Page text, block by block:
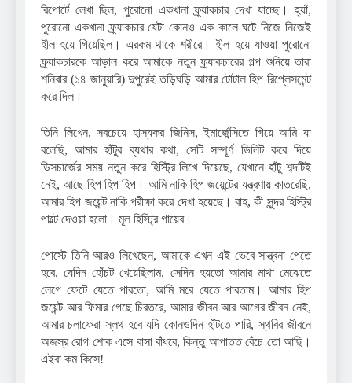
রিপোর্টে লেখা ছিল, পুরোনো একখানা ফ্র্যাকচার দেখা যাচ্ছে। হ্যাঁ,
পুরোনো একখানা ফ্র্যাকচার যেটা কোনও এক কালে ঘটে নিজে নিজেই
হীল হয়ে গিয়েছিল। এরকম থাকে শরীরে। হীল হয়ে যাওয়া পুরোনো
ফ্র্যাকচারকে আড়াল করে আমাকে নতুন ফ্র্যাকচারের গল্প শুনিয়ে তারা
শনিবার (১৪ জানুয়ারি) দুপুরেই তড়িঘড়ি আমার টোটাল হিপ রিপ্লেসমেন্ট
করে দিল।
তিনি লিখেন, সবচেয়ে হাস্যকর জিনিস, ইমার্জেন্সিতে গিয়ে আমি যা
বলেছি, আমার হাঁটুর ব্যথার কথা, সেটি সম্পূর্ণ ডিলিট করে দিয়ে
ডিসচার্জের সময় নতুন করে হিস্ট্রি লিখে দিয়েছে, যেখানে হাঁটু শব্দটিই
নেই, আছে হিপ হিপ হিপ। আমি নাকি হিপ জয়েন্টের যন্ত্রণায় কাতরেছি,
আমার হিপ জয়েন্ট নাকি পরীক্ষা করে দেখা হয়েছে। বাহ, কী সুন্দর হিস্ট্রি
পাল্টে দেওয়া হলো। মূল হিস্ট্রি গায়েব।
পোস্টে তিনি আরও লিখেছেন, আমাকে এখন এই ভেবে সান্ত্বনা পেতে
হবে, যেদিন হোঁচট খেয়েছিলাম, সেদিন হয়তো আমার মাথা মেঝেতে
লেগে ফেটে যেতে পারতো, আমি মরে যেতে পারতাম। আমার হিপ
জয়েন্ট আর ফিমার গেছে চিরতরে, আমার জীবন আর আগের জীবন নেই,
আমার চলাফেরা স্লথ হবে যদি কোনওদিন হাঁটতে পারি, স্থবির জীবনে
অজস্র রোগ শোক এসে বাসা বাঁধবে, কিন্তু আপাতত বেঁচে তো আছি।
এইবা কম কিসে!